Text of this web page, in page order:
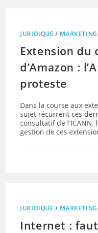
JURIDIQUE / MARKETING
Extension du
d’Amazon :
proteste
Dans la course aux
sujet récurrent ces
consultatif de l'ICANN,
gestion de ces
JURIDIQUE / MARKETING
Internet :